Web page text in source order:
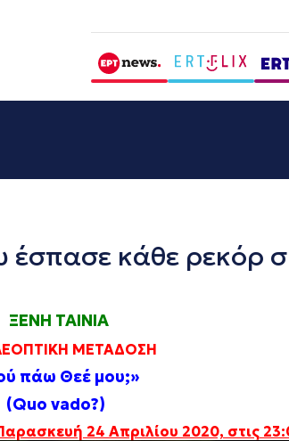
κάθε ρεκόρ
ΞΕΝΗ ΤΑΙΝΙΑ
ΜΕΤΑΔΟΣΗ
πάω Θεέ μου;»
(Quo vado?)
24 Απριλίου 2020, στις